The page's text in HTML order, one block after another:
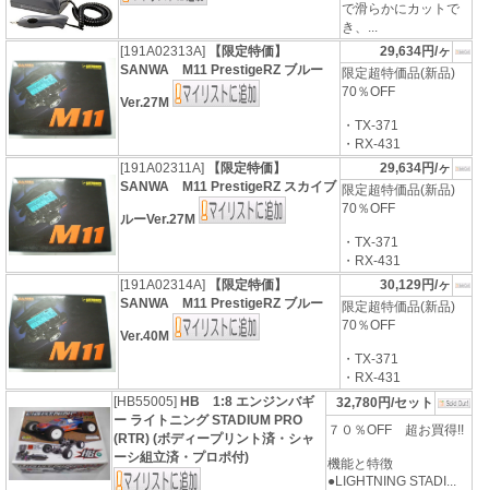
で滑らかにカットで
き、...
[191A02313A]
【限定特価】
SANWA M11 PrestigeRZ ブルー
Ver.27M
29,634円/ヶ
限定超特価品(新品)
70％OFF
・TX-371
・RX-431
[191A02311A]
【限定特価】
SANWA M11 PrestigeRZ スカイブ
ルーVer.27M
29,634円/ヶ
限定超特価品(新品)
70％OFF
・TX-371
・RX-431
[191A02314A]
【限定特価】
SANWA M11 PrestigeRZ ブルー
Ver.40M
30,129円/ヶ
限定超特価品(新品)
70％OFF
・TX-371
・RX-431
[HB55005] HB 1:8 エンジンバギ
ー ライトニング STADIUM PRO
(RTR) (ボディープリント済・シャ
ーシ組立済・プロポ付)
32,780円/セット
７０％OFF 超お買得!!
機能と特徴
●LIGHTNING STADI...